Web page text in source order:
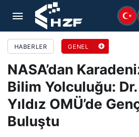
HABERLER GENEL
NASA’dan
Bilim Yolculuğu:
Yıldız OMÜ’de
Buluştu
NASA’dan Karadeniz’e Uzanan
Umut Yıldız OMÜ’de Gençlerle